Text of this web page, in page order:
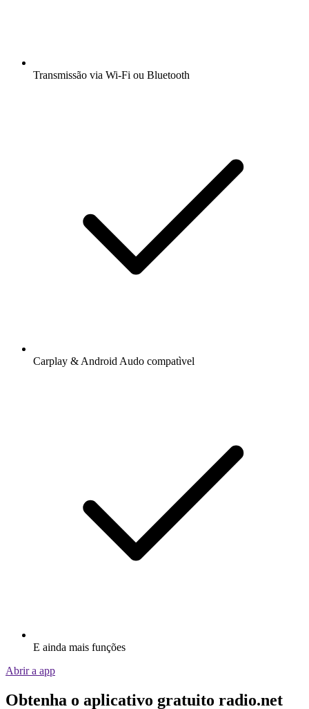
Transmissão via Wi-Fi ou Bluetooth
Carplay & Android Audo compatìvel
E ainda mais funções
Abrir a app
Obtenha o aplicativo gratuito radio.net